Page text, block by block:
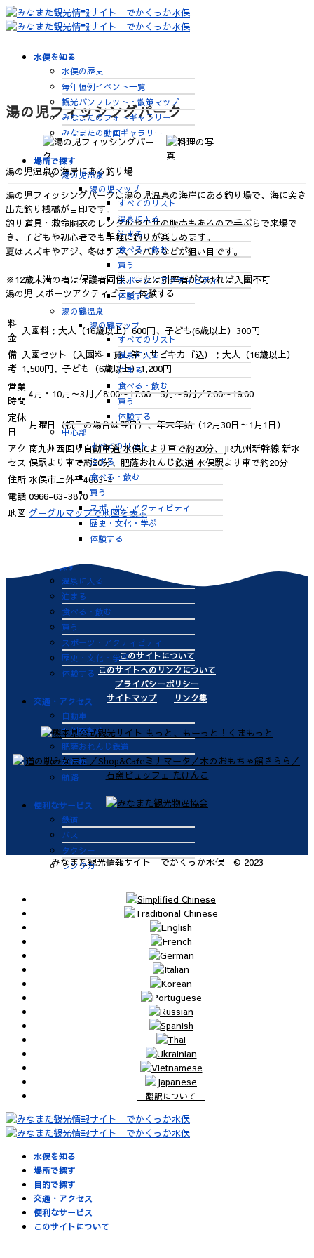
水俣を知る
水俣の歴史
毎年恒例イベント一覧
観光パンフレット・散策マップ
みなまたのフォトギャラリー
みなまたの動画ギャラリー
場所で探す
湯の児温泉
湯の児マップ
すべてのリスト
温泉に入る
泊まる
食べる・飲む
買う
スポーツ・アクティビティ
体験する
湯の鶴温泉
湯の鶴マップ
すべてのリスト
温泉に入る
泊まる
食べる・飲む
買う
体験する
中心部
すべてのリスト
泊まる
食べる・飲む
買う
スポーツ・アクティビティ
歴史・文化・学ぶ
体験する
目的で探す
温泉に入る
泊まる
食べる・飲む
買う
スポーツ・アクティビティ
歴史・文化・学ぶ
体験する
交通・アクセス
自動車
九州新幹線
肥薩おれんじ鉄道
飛行機
航路
便利なサービス
鉄道
バス
タクシー
レンタカー
海上タクシー定期便 時刻表
肥薩おれんじ鉄道 レンタサイク
ビジターバース（水俣港百間浮桟
湯の児フィッシングパーク
湯の児温泉の海岸にある釣り場
湯の児フィッシングパークは湯の児温泉の海岸にある釣り場で、海に突き
出た釣り桟橋が目印です。
釣り道具・救命胴衣のレンタルやエサの販売もあるので手ぶらで来場で
き、子どもや初心者でも手軽に釣りが楽しめます。
夏はスズキやアジ、冬はチヌ、メバルなどが狙い目です。
※12歳未満の者は保護者同伴、または引率者がなければ入園不可
湯の児 スポーツアクティビティ 体験する
料
金
入園料：大人（16歳以上）600円、子ども(6歳以上）300円
備
考
入園セット（入園料・貸し竿・サビキカゴ込）：大人（16歳以上）
1,500円、子ども（6歳以上）1,200円
営業
時間
4月・10月～3月／8:00～17:00 5月～9月／7:00～19:00
定休
日
月曜日（祝日の場合は翌日）、年末年始（12月30日～1月1日）
アク
セス
南九州西回り自動車道 水俣ICより車で約20分、JR九州新幹線 新水
俣駅より車で約20分、肥薩おれんじ鉄道 水俣駅より車で約20分
住所 水俣市上外平4083-4
電話 0966-63-3870
地図 グーグルマップで地図を表示
このサイトについて
このサイトへのリンクについて
プライバシーポリシー
サイトマップ
リンク集
みなまた観光情報サイト でかくっか水俣 © 2023
翻訳について
水俣を知る
場所で探す
目的で探す
交通・アクセス
便利なサービス
このサイトについて